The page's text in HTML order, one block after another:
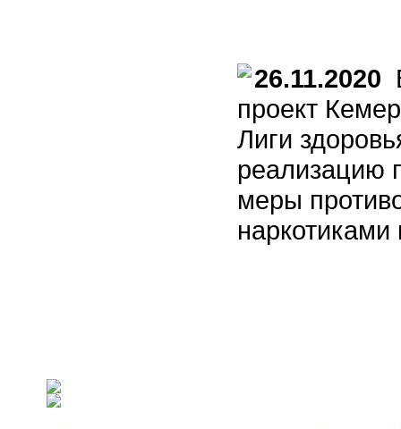
26.11.2020
проект
Лиги
реализацию
меры
наркотиками